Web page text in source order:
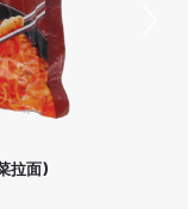
拉面)